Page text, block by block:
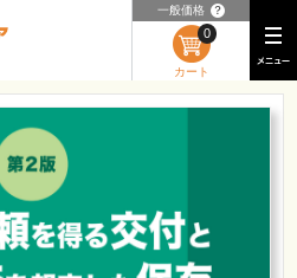
一般価格 ？
カート
0